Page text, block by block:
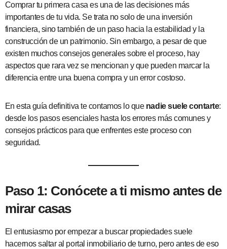
Comprar tu primera casa es una de las decisiones más
importantes de tu vida. Se trata no solo de una inversión
financiera, sino también de un paso hacia la estabilidad y la
construcción de un patrimonio. Sin embargo, a pesar de que
existen muchos consejos generales sobre el proceso, hay
aspectos que rara vez se mencionan y que pueden marcar la
diferencia entre una buena compra y un error costoso.
En esta guía definitiva te contamos lo que nadie suele contarte:
desde los pasos esenciales hasta los errores más comunes y
consejos prácticos para que enfrentes este proceso con
seguridad.
Paso 1: Conócete a ti mismo antes de
mirar casas
El entusiasmo por empezar a buscar propiedades suele
hacernos saltar al portal inmobiliario de turno, pero antes de eso